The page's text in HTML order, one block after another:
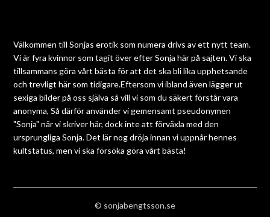
Välkommen till Sonjas erotik som numera drivs av ett nytt team.
Vi är fyra kvinnor som tagit över efter Sonja här på sajten. Vi ska
tillsammans göra vårt bästa för att det ska bli lika upphetsande
och trevligt här som tidigare.Eftersom vi ibland även lägger ut
sexiga bilder på oss själva så vill vi som du säkert förstår vara
anonyma, Så därför använder vi gemensamt pseudonymen
"Sonja" när vi skriver här, dock inte att förväxla med den
ursprungliga Sonja. Det lär nog dröja innan vi uppnår hennes
kultstatus, men vi ska försöka göra vårt bästa!
© sonjabengtsson.se